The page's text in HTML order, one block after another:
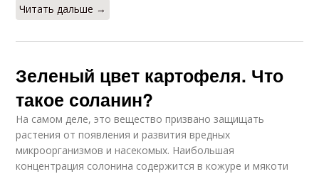
Читать дальше →
Зеленый цвет картофеля. Что
такое соланин?
На самом деле, это вещество призвано защищать
растения от появления и развития вредных
микроорганизмов и насекомых. Наибольшая
концентрация солонина содержится в кожуре и мякоти